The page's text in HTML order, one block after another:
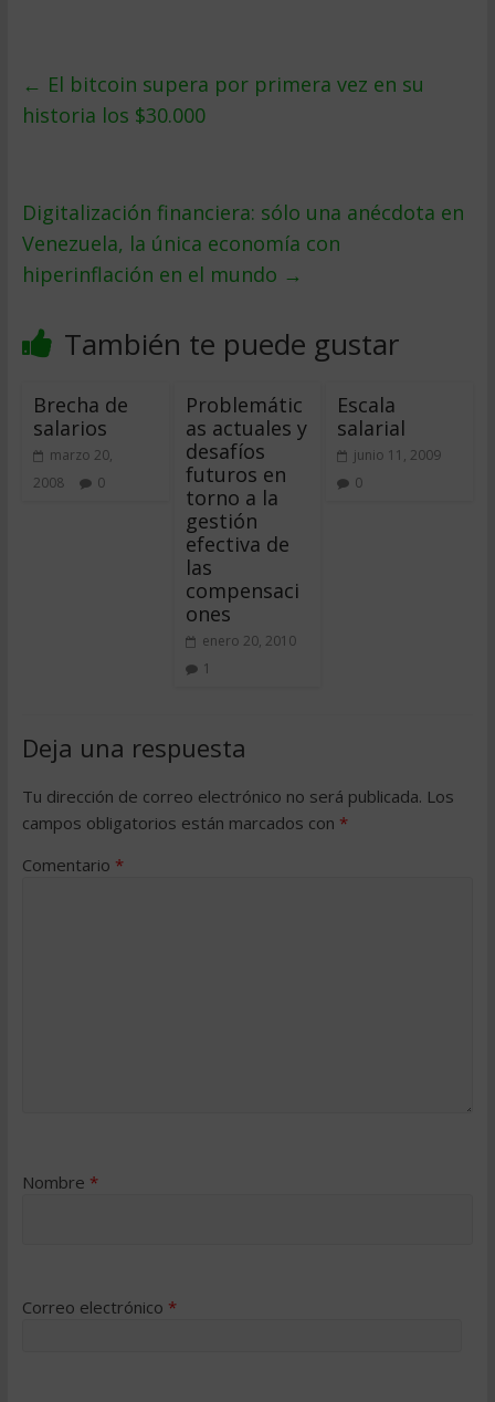
← El bitcoin supera por primera vez en su
historia los $30.000
Digitalización financiera: sólo una anécdota en
Venezuela, la única economía con
hiperinflación en el mundo →
También te puede gustar
Brecha de
salarios
marzo 20,
2008
0
Problemátic
as actuales y
desafíos
futuros en
torno a la
gestión
efectiva de
las
compensaci
ones
enero 20, 2010
1
Escala
salarial
junio 11, 2009
0
Deja una respuesta
Tu dirección de correo electrónico no será publicada. Los
campos obligatorios están marcados con *
Comentario *
Nombre *
Correo electrónico *